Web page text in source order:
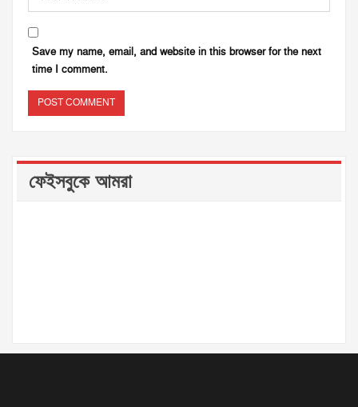
Save my name, email, and website in this browser for the next
time I comment.
ফেইসবুকে আমরা